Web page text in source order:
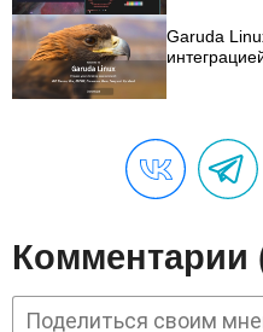
Garuda
Комментарии